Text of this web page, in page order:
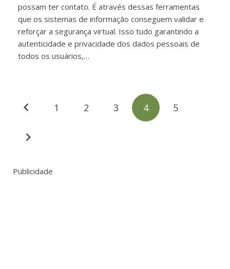
possam ter contato. É através dessas ferramentas
que os sistemas de informação conseguem validar e
reforçar a segurança virtual. Isso tudo garantindo a
autenticidade e privacidade dos dados pessoais de
todos os usuários,…
1 2 3 4 5
Publicidade